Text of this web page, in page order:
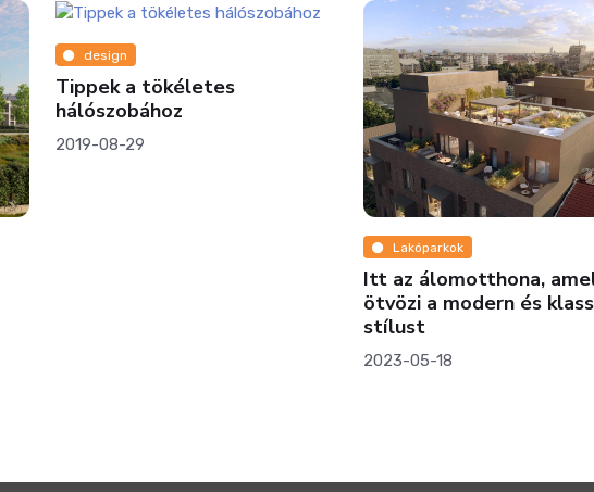
design
Tippek a tökéletes
hálószobához
2019-08-29
Lakóparkok
Itt az álomotthona,
ötvözi a modern és
stílust
2023-05-18